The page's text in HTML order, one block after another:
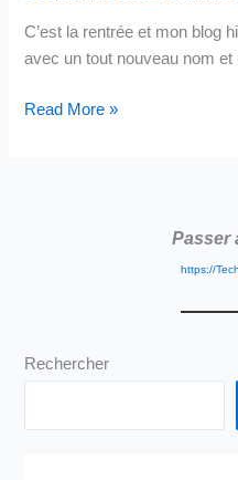
C’est la rentrée et mon blog
avec un tout nouveau nom
Reboot
Read More »
Passer
https://
Rechercher